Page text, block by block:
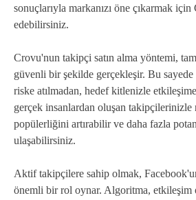
sonuçlarıyla markanızı öne çıkarmak
edebilirsiniz.
Crovu'nun takipçi satın alma yöntemi,
güvenli bir şekilde gerçekleşir. Bu sayede
riske atılmadan, hedef kitlenizle
gerçek insanlardan oluşan takipçilerinizle
popülerliğini artırabilir ve daha fazla
ulaşabilirsiniz.
Aktif takipçilere sahip olmak,
önemli bir rol oynar. Algoritma, etkileşim